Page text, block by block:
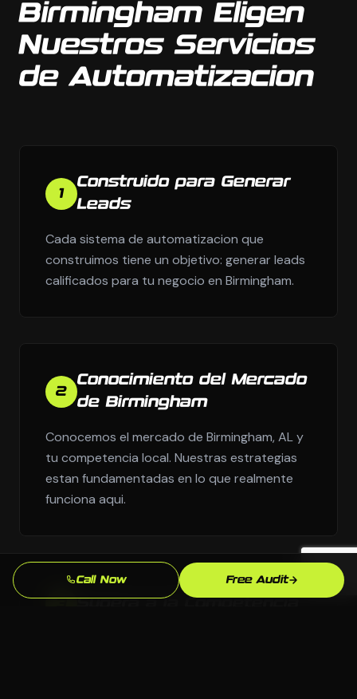
Birmingham Eligen
Nuestros Servicios
de Automatizacion
1
Construido para Generar
Leads
Cada sistema de automatizacion que
construimos tiene un objetivo: generar leads
calificados para tu negocio en Birmingham.
2
Conocimiento del Mercado
de Birmingham
Conocemos el mercado de Birmingham, AL y
tu competencia local. Nuestras estrategias
estan fundamentadas en lo que realmente
funciona aqui.
Supera a la Competencia
Call Now Free Audit